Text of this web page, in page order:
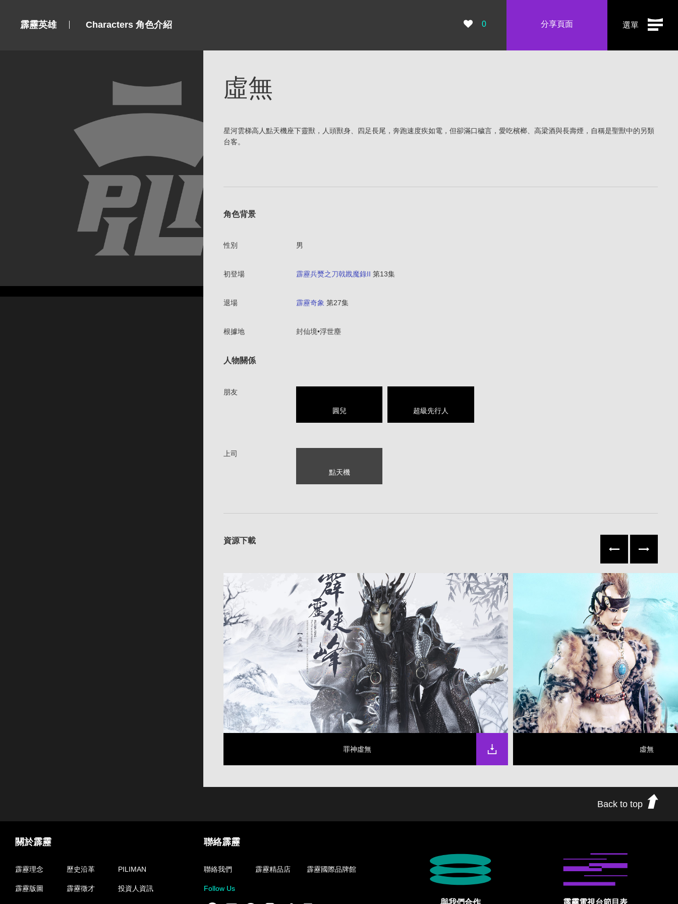
選單
霹靂英雄 Characters 角色介紹 瀏覽數：
0 分享頁面
虛無
星河雲梯高人點天機座下靈獸，人頭獸身、四足長尾，奔跑速度疾如電，但卻滿口穢言，愛吃檳榔、高梁酒與長壽煙，自稱是聖獸中的另類
台客。
角色背景
性別 男
初登場 霹靂兵燹之刀戟戡魔錄II 第13集
退場 霹靂奇象 第27集
根據地 封仙境•浮世塵
人物關係
朋友
圓兒 超級先行人
上司
點天機
資源下載
罪神虛無 虛無
Back to top
關於霹靂
霹靂理念 歷史沿革 PILIMAN
霹靂版圖 霹靂徵才 投資人資訊
聯絡霹靂
聯絡我們 霹靂精品店 霹靂國際品牌館
Follow Us
與我們合作 霹靂電視台節目表